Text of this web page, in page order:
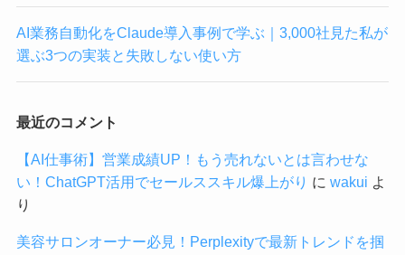
AI業務自動化をClaude導入事例で学ぶ｜3,000社見た私が
選ぶ3つの実装と失敗しない使い方
最近のコメント
【AI仕事術】営業成績UP！もう売れないとは言わせな
い！ChatGPT活用でセールススキル爆上がり に wakui よ
り
美容サロンオーナー必見！Perplexityで最新トレンドを掴